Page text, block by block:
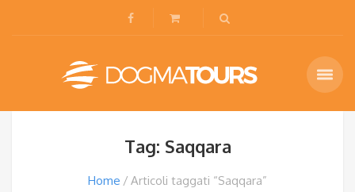
Tag: Saqqara
Home Articoli taggati “Saqqara”